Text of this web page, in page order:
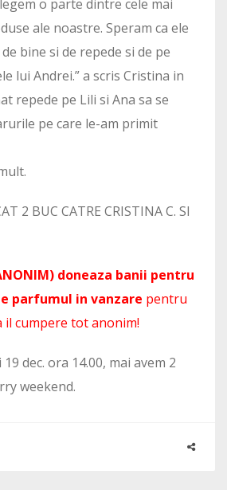
o parte dintre cele mai
ale noastre. Speram ca ele
bine si de repede si de pe
lui Andrei.” a scris Cristina in
repede pe Lili si Ana sa se
pe care le-am primit
2 BUC CATRE CRISTINA C. SI
doneaza banii pentru
parfumul in vanzare pentru
il cumpere tot anonim!
dec. ora 14.00, mai avem 2
weekend.